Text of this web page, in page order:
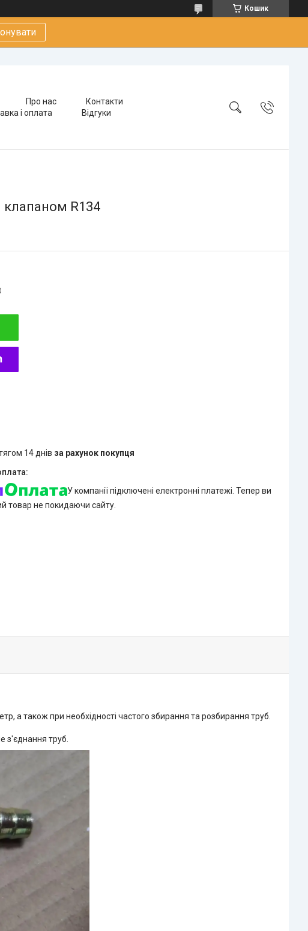
Кошик
Про нас
Контакти
і оплата Відгуки
клапаном R134
14 днів за рахунок покупця
У компанії підключені електронні платежі. Тепер ви
товар не покидаючи сайту.
а також при необхідності частого збирання та розбирання труб.
з'єднання труб.